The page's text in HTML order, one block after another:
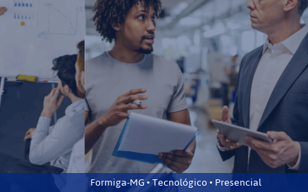
Formiga-MG • Tecnológico • Presencial